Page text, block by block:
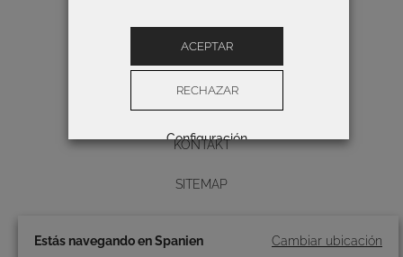
ALLGEMEINE GESCHÄFTSBEDINGUNGEN
DATENSCHUTZBESTIMMUNGEN
KONTAKT
SITEMAP
Diseño y desarrollo web -
Estás navegando en Spanien Cambiar ubicación
ACEPTAR
RECHAZAR
Configuración